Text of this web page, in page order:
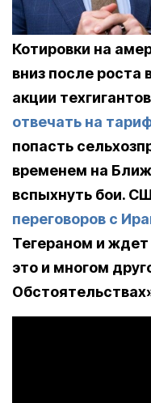
Котировки на
вниз после роста
акции
отвечать на
попасть
временем на
вспыхнуть бои.
переговоров с
Тегераном и
это и многом